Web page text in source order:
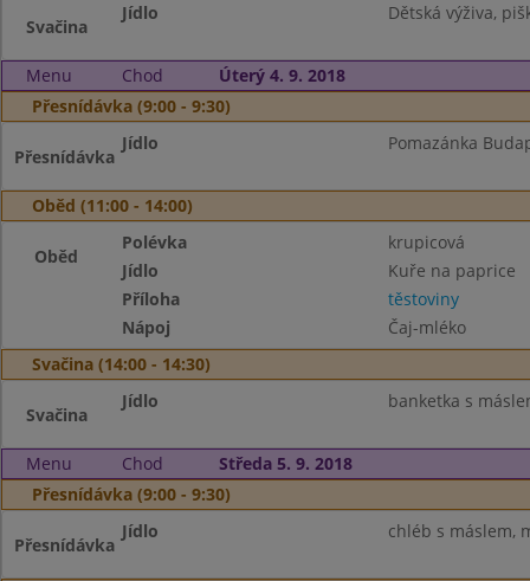
Svačina
Jídlo Dětská výživa,
Menu Chod
Úterý 4. 9. 2018
Přesnídávka (9:00 - 9:30)
Přesnídávka
Jídlo Pomazánka
Oběd (11:00 - 14:00)
Oběd
Polévka
krupicová
Jídlo
Kuře na paprice
Příloha
těstoviny
Nápoj
Čaj-mléko
Svačina (14:00 - 14:30)
Svačina
Jídlo banketka s
Menu Chod
Středa 5. 9. 2018
Přesnídávka (9:00 - 9:30)
Přesnídávka
Jídlo chléb s máslem,